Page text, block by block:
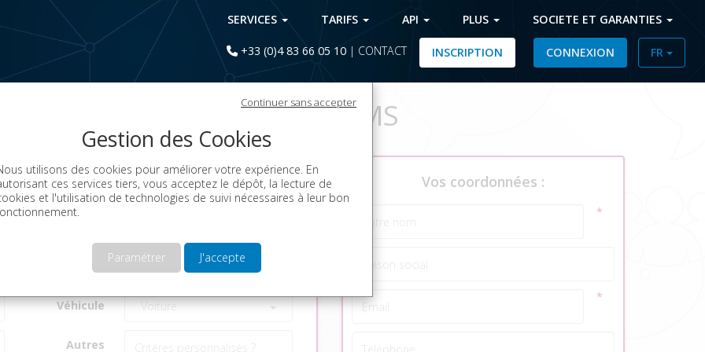
Continuer sans accepter
Gestion des Cookies
utilisons des cookies pour améliorer votre expérience. En
ces services tiers, vous acceptez le dépôt, la lecture de
et l'utilisation de technologies de suivi nécessaires à leur bon
Paramétrer J'accepte
SERVICES TARIFS API PLUS SOCIETE ET GARANTIES
INSCRIPTION CONNEXION FR
+33 (0)4 83 66 05 10 | CONTACT
de base de données SMS
Enfant Aucune sélection
Aucune sélection
Véhicule Voiture
Autres
Vos coordonnées :
*
*